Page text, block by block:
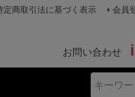
定商取引法に基づく表示 会員
お問い合わせ